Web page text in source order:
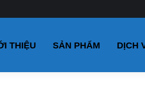
THIỆU SẢN PHẨM DỊCH
THIỆU SẢN PHẨM DỊCH